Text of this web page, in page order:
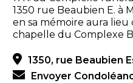
1350 rue Beaubien E. à
en sa mémoire aura lieu
chapelle du Complexe
1350, rue Beaubien
Envoyer